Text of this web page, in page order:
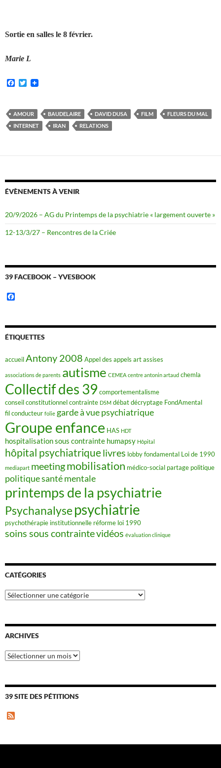
Sortie en salles le 8 février.
Marie L
F
b
o
o
T
t
e
r
AMOUR BAUDELAIRE DAVID DUSA FILM
FLEURS DU MAL
INTERNET
IRAN RELATIONS
ÉVÈNEMENTS À VENIR
20/9/2026 – AG du Printemps de la psychiatrie « largement ouverte »
12-13/3/27 – Rencontres de la Criée
39 FACEBOOK – YVESBOOK
b
o
o
ÉTIQUETTES
accueilAntony 2008 Appel des appels artassises
associations de parents autisme CEMEA centre antonin artaud chemla
Collectif des 39 comportementalisme
conseil constitutionnelcontrainte DSM débatdécryptage FondAmental
fil conducteur folie garde à vue psychiatrique
Groupe enfance HAS HDT
hospitalisation sous contrainte humapsy Hôpital
hôpital psychiatriquelivres lobby fondamental Loi de 1990
mediapart meetingmobilisation médico-social partage politique
politique santé mentale
printemps de la psychiatrie
Psychanalyse psychiatrie
psychothérapie institutionnelle réforme loi 1990
soins sous contraintevidéos évaluation clinique
CATÉGORIES
Catégories
ARCHIVES
Archives
39 SITE DES PÉTITIONS